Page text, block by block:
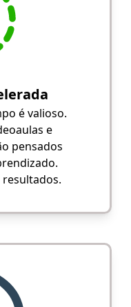
é valioso.
e
pensados